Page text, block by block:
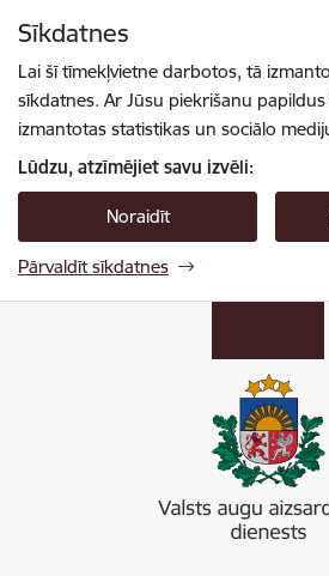
Sīkdatnes
Lai šī tīmekļvietne darbotos, tā
sīkdatnes. Ar Jūsu piekrišanu
izmantotas statistikas un sociālo
Lūdzu, atzīmējiet savu izvēli:
Noraidīt
Pārvaldīt sīkdatnes